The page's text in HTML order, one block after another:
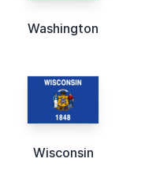
Washington
Wisconsin